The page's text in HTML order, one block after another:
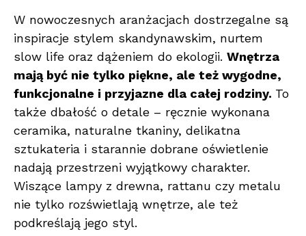
W nowoczesnych aranżacjach dostrzegalne są
inspiracje stylem skandynawskim, nurtem
slow life oraz dążeniem do ekologii. Wnętrza
mają być nie tylko piękne, ale też wygodne,
funkcjonalne i przyjazne dla całej rodziny. To
także dbałość o detale – ręcznie wykonana
ceramika, naturalne tkaniny, delikatna
sztukateria i starannie dobrane oświetlenie
nadają przestrzeni wyjątkowy charakter.
Wiszące lampy z drewna, rattanu czy metalu
nie tylko rozświetlają wnętrze, ale też
podkreślają jego styl.